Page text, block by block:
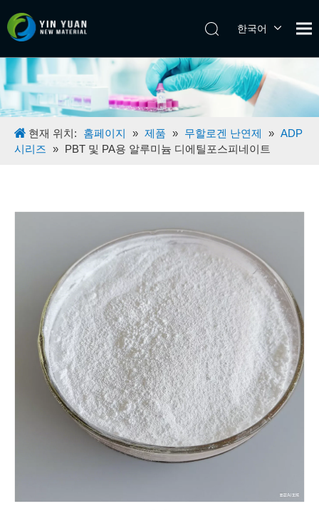
한국어
日本語
Español
English
현재 위치: 홈페이지 » 제품 » 무할로겐 난연제 » ADP
시리즈 » PBT 및 PA용 알루미늄 디에틸포스피네이트